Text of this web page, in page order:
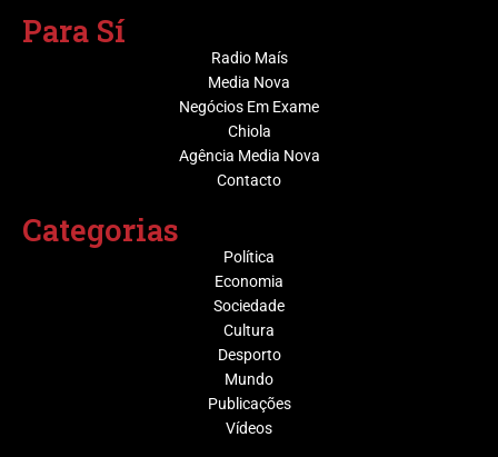
Para Sí
Radio Maís
Media Nova
Negócios Em Exame
Chiola
Agência Media Nova
Contacto
Categorias
Política
Economia
Sociedade
Cultura
Desporto
Mundo
Publicações
Vídeos